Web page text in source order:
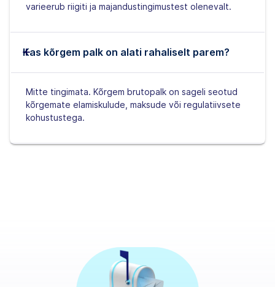
varieerub riigiti ja majandustingimustest olenevalt.
Kas kõrgem palk on alati rahaliselt parem?
Mitte tingimata. Kõrgem brutopalk on sageli seotud
kõrgemate elamiskulude, maksude või regulatiivsete
kohustustega.